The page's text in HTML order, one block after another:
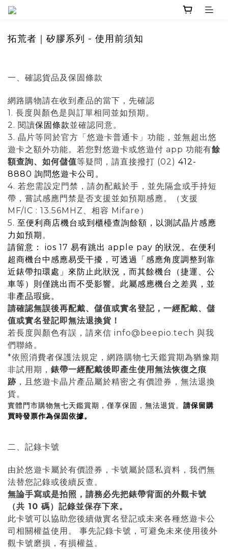
拓荒者｜矽膠系列 - 使用前須知
一、確認貨品及保固條款
網路購物請在收到產品的當下，先確認
1. 長度與顏色是與訂單相同並如預期。
2. 閱讀保固條款並確認同意。
3. 晶片等同於官方「悠遊卡普通卡」功能，並無超出悠
遊卡之額外功能。若您對悠遊卡或悠遊付 app 功能有餘
額查詢、如何儲值等疑問，請直接撥打 (02) 412-
8880 詢問悠遊卡公司。
4. 若您需設定門禁，請勿配戴於手，並先隔盒或手持短
帶，嘗試感應門禁是否支援並如預期感應。（支援
MF/IC : 13.56MHZ、相容 Mifare）
5. 至便利商店機台或到櫃檯查詢餘額，以測試晶片感應
力如預期 。
請留意： ios 17 易有跳出 apple pay 的狀況。在便利
超商機台中感應易受干擾，可透過「感應角度調整到靠
近錶帶扣環處」來防止此狀況，而其餘機台（捷運、公
車等）則僅跳出而不受影響。此屬感應機台之差異，並
非產品瑕疵。
請確認無誤後再配戴、 儲值或實名登記，一經配戴、儲
值或實名登記即無法退換貨！
若長度與顏色有誤，請來信 info@beepio.tech 與我
們聯絡。
*依照消費者保護法規定，網路購物七天鑑賞期為猶豫期
非試用期， 錶帶一經配戴後即產生使用無法恢復之痕
跡 ，且悠遊卡晶片產品屬於精密之有價證券，無法退換
貨。
實體門市購物無七天鑑賞期，僅享保固，無法退貨。 請保留購
買時發票作為保固依據。
二、記錄卡號
由於悠遊卡屬於有價證券，卡號屬於隱私資料，我們無
法替您記錄或後續反查。
無論手寫或是拍照，請務必先把錶帶背面的外觀卡號
（共 10 碼）記錄並保存下來。
此卡號可以協助您後續做實名登記或未來各種悠遊卡公
司相關權益使用。 事先記錄卡號，可避免未來使用後外
觀卡號磨損，有損權益。